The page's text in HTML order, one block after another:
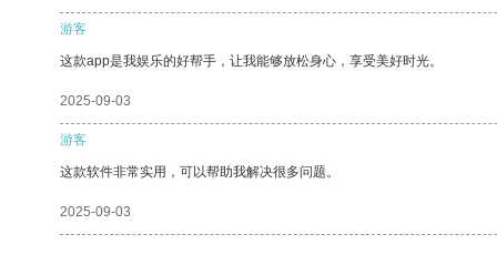
游客
这款app是我娱乐的好帮手，让我能够放松身心，享受美好时光。
2025-09-03
游客
这款软件非常实用，可以帮助我解决很多问题。
2025-09-03